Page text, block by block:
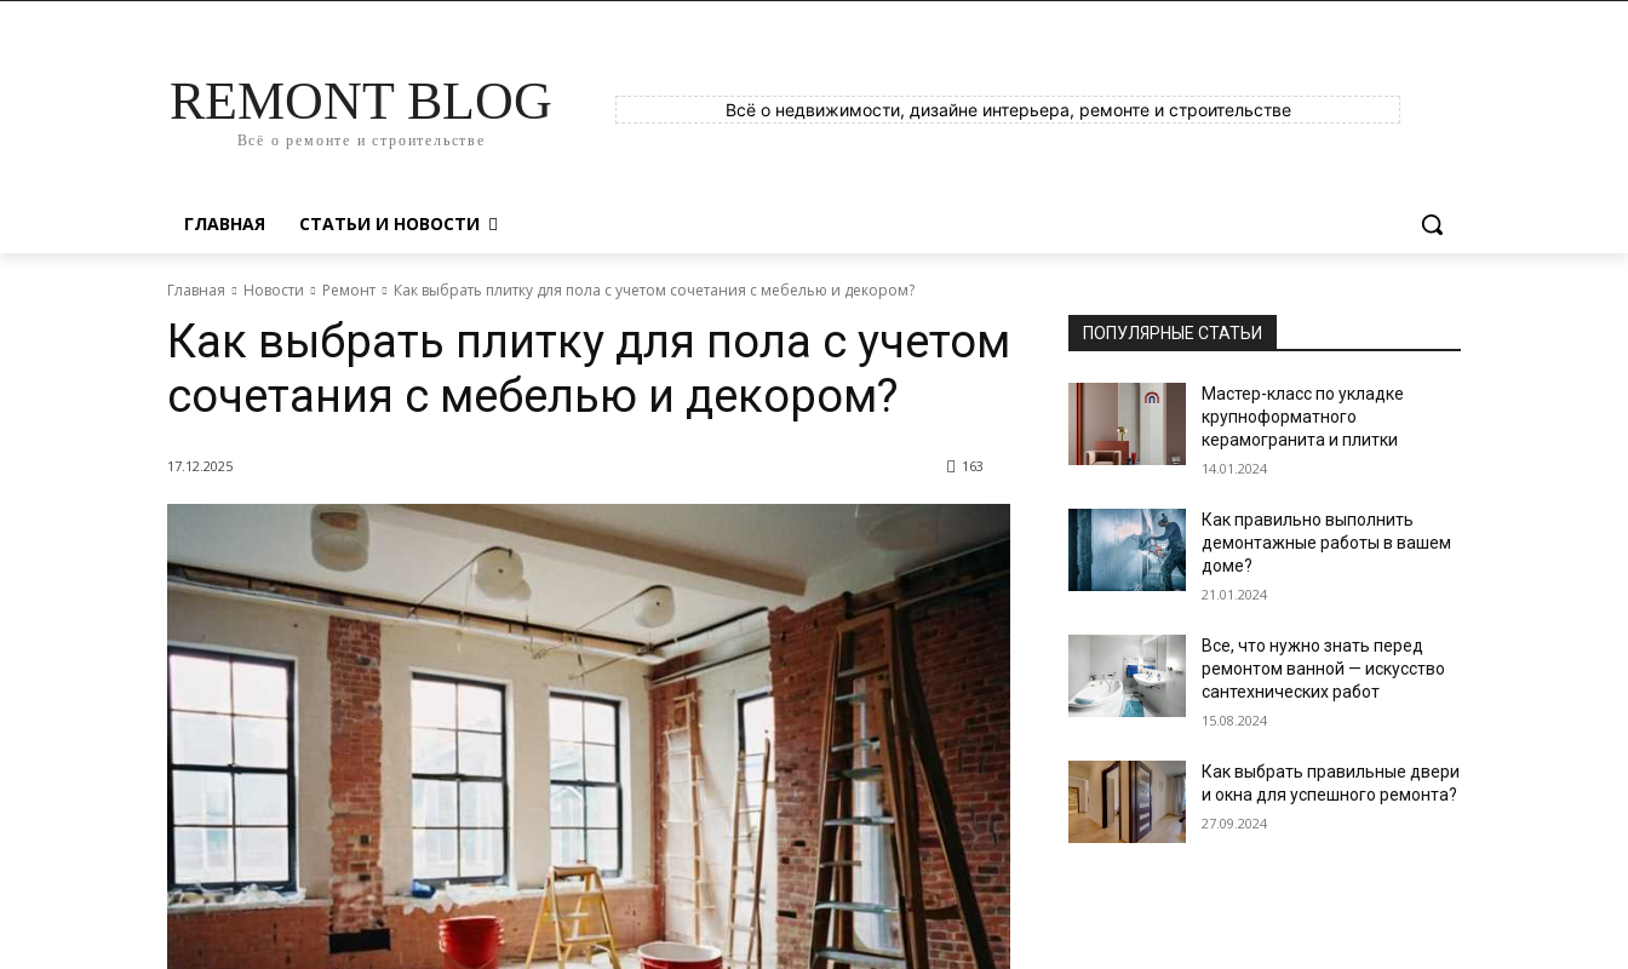
REMONT BLOG
Всё о ремонте и строительстве
Всё о недвижимости, дизайне интерьера, ремонте и строительстве
ГЛАВНАЯ СТАТЬИ И НОВОСТИ
Главная Новости Ремонт Как выбрать плитку для пола с учетом сочетания с мебелью и декором?
Как выбрать плитку для пола с учетом
сочетания с мебелью и декором?
17.12.2025 163
ПОПУЛЯРНЫЕ СТАТЬИ
Мастер-класс по укладке
крупноформатного
керамогранита и плитки
14.01.2024
Как правильно выполнить
демонтажные работы в вашем
доме?
21.01.2024
Все, что нужно знать перед
ремонтом ванной — искусство
сантехнических работ
15.08.2024
Как выбрать правильные двери
и окна для успешного ремонта?
27.09.2024